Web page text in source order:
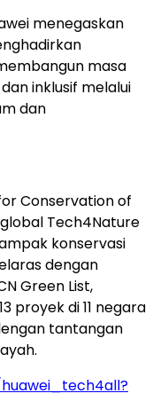
menegaskan
masa
inklusif melalui
dan
Conservation of
Tech4Nature
konservasi
dengan
Green List,
proyek di 11 negara
tantangan